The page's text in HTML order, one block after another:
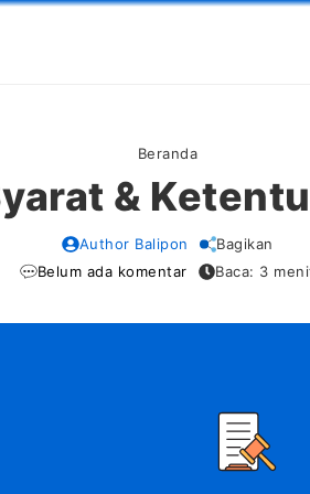
Beranda
&
Author Balipon
Bagikan
Belum ada komentar
Baca: 3